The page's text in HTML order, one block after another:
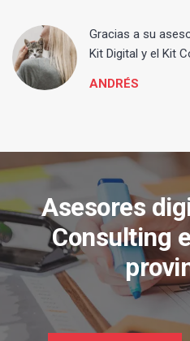
Gracias a su
Kit Digital y el Kit
ANDRÉS
Asesores
Consulting